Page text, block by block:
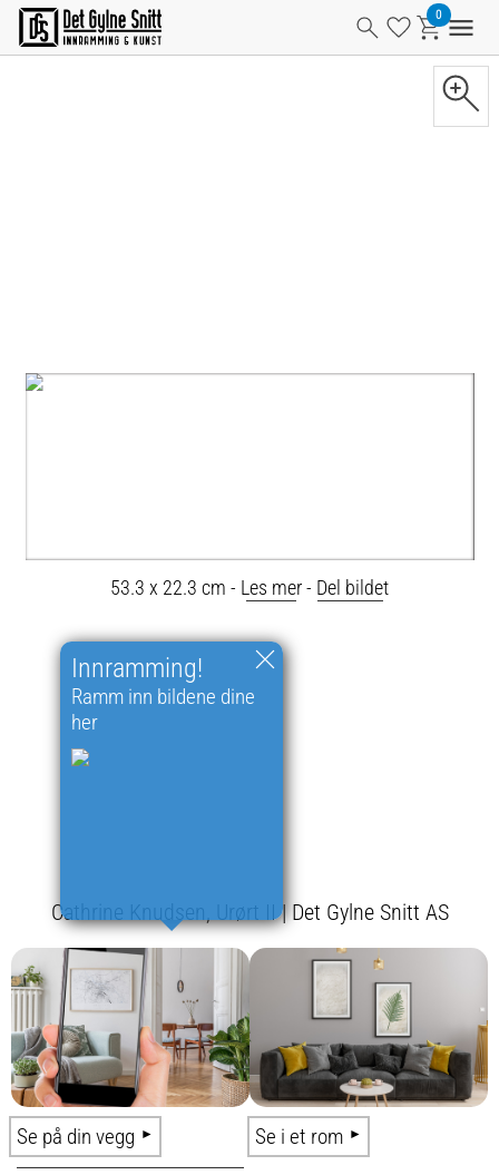
53.3 x 22.3 cm - Les mer - Del bildet
Innramming!
Ramm inn bildene dine
her
Cathrine Knudsen, Urørt II | Det Gylne Snitt AS
Se på din vegg Se i et rom